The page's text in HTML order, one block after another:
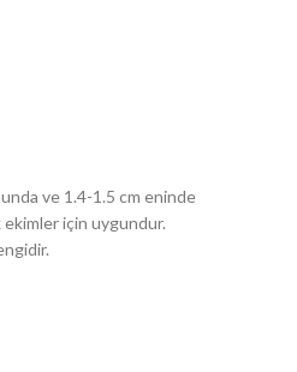
ve 1.4-1.5 cm eninde
ekimler için uygundur.